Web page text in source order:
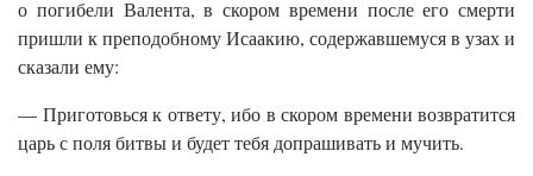
о погибели Валента, в скором времени после его смерти
пришли к преподобному Исаакию, содержавшемуся в узах и
сказали ему:
— Приготовься к ответу, ибо в скором времени возвратится
царь с поля битвы и будет тебя допрашивать и мучить.